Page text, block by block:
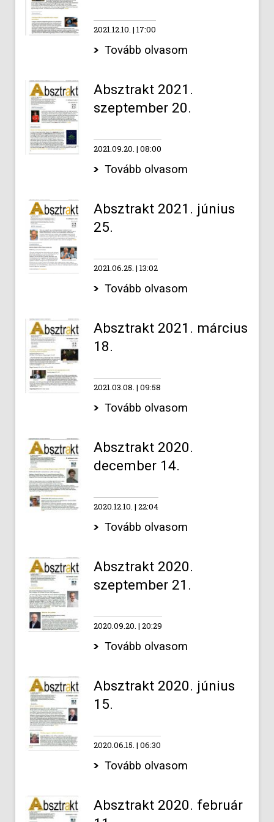
2021.12.10. 17:00
Tovább olvasom
Absztrakt 2021.
szeptember 20.
2021.09.20. 08:00
Tovább olvasom
Absztrakt 2021. június
25.
2021.06.25. 13:02
Tovább olvasom
Absztrakt 2021. március
18.
2021.03.08. 09:58
Tovább olvasom
Absztrakt 2020.
december 14.
2020.12.10. 22:04
Tovább olvasom
Absztrakt 2020.
szeptember 21.
2020.09.20. 20:29
Tovább olvasom
Absztrakt 2020. június
15.
2020.06.15. 06:30
Tovább olvasom
Absztrakt 2020. február